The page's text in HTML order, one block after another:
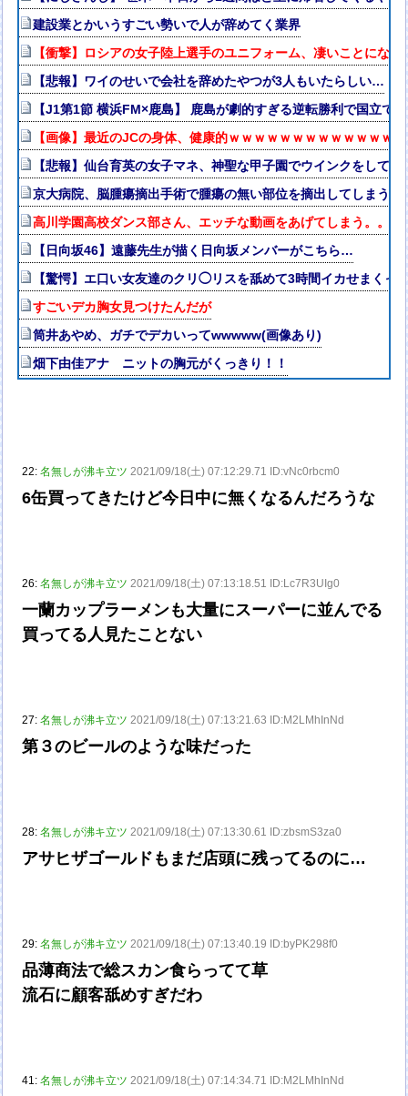
建設業とかいうすごい勢いで人が辞めてく業界
【衝撃】ロシアの女子陸上選手のユニフォーム、凄いことになる
【悲報】ワイのせいで会社を辞めたやつが3人もいたらしい…
【J1第1節 横浜FM×鹿島】 鹿島が劇的すぎる逆転勝利で国立で
【画像】最近のJCの身体、健康的ｗｗｗｗｗｗｗｗｗｗｗｗｗ
【悲報】仙台育英の女子マネ、神聖な甲子園でウインクをしてし
京大病院、脳腫瘍摘出手術で腫瘍の無い部位を摘出してしま
高川学園高校ダンス部さん、エッチな動画をあげてしまう。。。
【日向坂46】遠藤先生が描く日向坂メンバーがこちら…
【驚愕】エ口い女友達のクリ◯リスを舐めて3時間イカせまくっ
すごいデカ胸女見つけたんだが
筒井あやめ、ガチでデカいってwwwww(画像あり)
畑下由佳アナ ニットの胸元がくっきり！！
22:名無しが沸キ立ツ 2021/09/18(土) 07:12:29.71 ID:vNc0rbcm0
6缶買ってきたけど今日中に無くなるんだろうな
26:名無しが沸キ立ツ 2021/09/18(土) 07:13:18.51 ID:Lc7R3UIg0
一蘭カップラーメンも大量にスーパーに並んでる
買ってる人見たことない
27:名無しが沸キ立ツ 2021/09/18(土) 07:13:21.63 ID:M2LMhInNd
第３のビールのような味だった
28:名無しが沸キ立ツ 2021/09/18(土) 07:13:30.61 ID:zbsmS3za0
アサヒザゴールドもまだ店頭に残ってるのに…
29:名無しが沸キ立ツ 2021/09/18(土) 07:13:40.19 ID:byPK298f0
品薄商法で総スカン食らってて草
流石に顧客舐めすぎだわ
41:名無しが沸キ立ツ 2021/09/18(土) 07:14:34.71 ID:M2LMhInNd